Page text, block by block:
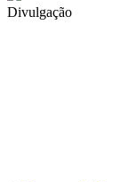
Divulgação